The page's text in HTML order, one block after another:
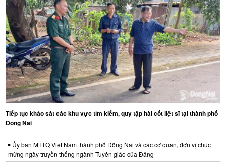
Tiếp tục khảo sát các khu vực tìm kiếm, quy tập hài cốt liệt sĩ tại thành phố
Đồng Nai
Ủy ban MTTQ Việt Nam thành phố Đồng Nai và các cơ quan, đơn vị chúc
mừng ngày truyền thống ngành Tuyên giáo của Đảng